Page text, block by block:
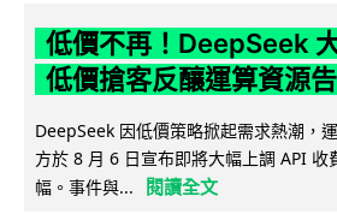
低價不再！DeepSeek
低價搶客反釀運算資源
DeepSeek 因低價策略掀起需求熱潮，
方於 8 月 6 日宣布即將大幅上調 API 收
幅。事件與...
閱讀全文